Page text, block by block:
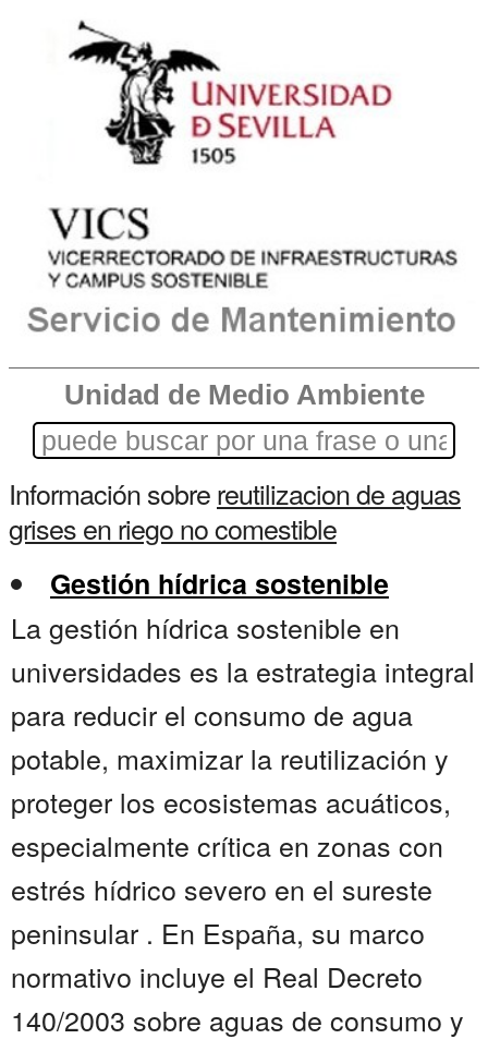
Unidad de Medio Ambiente
Información sobrereutilizacion de aguas
grises en riego no comestible
Gestión hídrica sostenible
La gestión hídrica sostenible en
universidades es la estrategia integral
para reducir el consumo de agua
potable, maximizar la reutilización y
proteger los ecosistemas acuáticos,
especialmente crítica en zonas con
estrés hídrico severo en el sureste
peninsular . En España, su marco
normativo incluye el Real Decreto
140/2003 sobre aguas de consumo y